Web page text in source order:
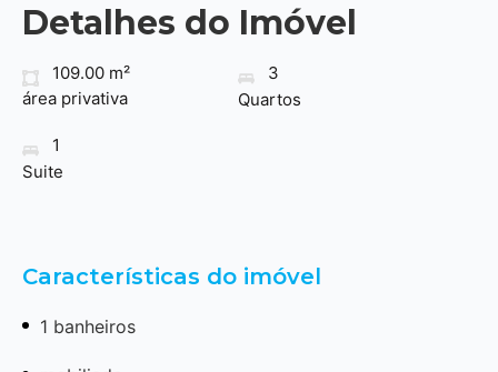
Detalhes do Imóvel
109.00 m²
área privativa
3
Quartos
1
Suite
Características do imóvel
1 banheiros